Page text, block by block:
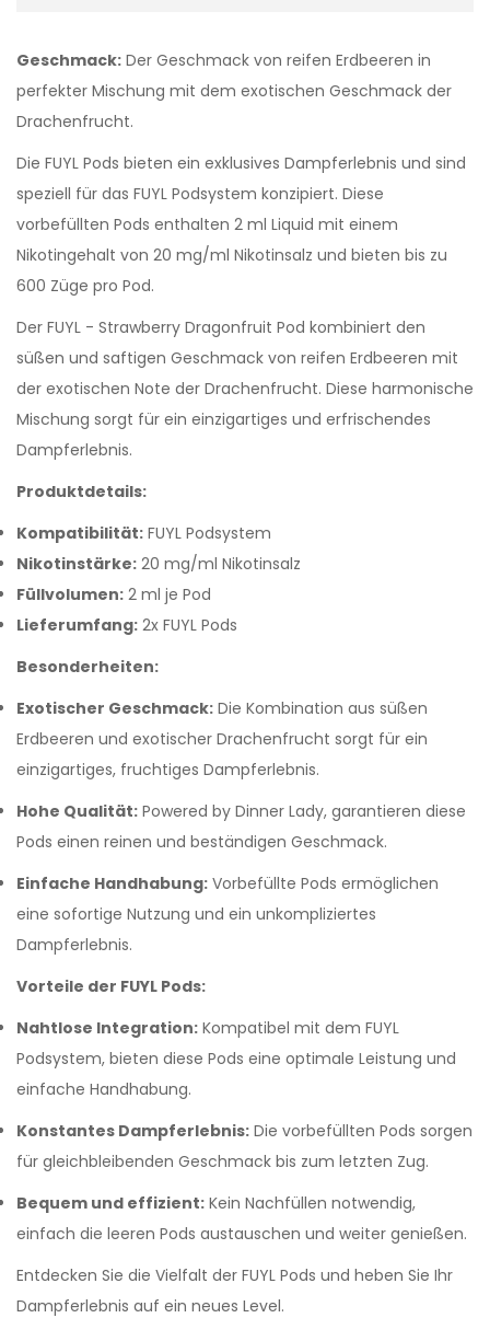
Geschmack: Der Geschmack von reifen Erdbeeren in
perfekter Mischung mit dem exotischen Geschmack der
Drachenfrucht.
Die FUYL Pods bieten ein exklusives Dampferlebnis und sind
speziell für das FUYL Podsystem konzipiert. Diese
vorbefüllten Pods enthalten 2 ml Liquid mit einem
Nikotingehalt von 20 mg/ml Nikotinsalz und bieten bis zu
600 Züge pro Pod.
Der FUYL - Strawberry Dragonfruit Pod kombiniert den
süßen und saftigen Geschmack von reifen Erdbeeren mit
der exotischen Note der Drachenfrucht. Diese harmonische
Mischung sorgt für ein einzigartiges und erfrischendes
Dampferlebnis.
Produktdetails:
Kompatibilität: FUYL Podsystem
Nikotinstärke: 20 mg/ml Nikotinsalz
Füllvolumen: 2 ml je Pod
Lieferumfang: 2x FUYL Pods
Besonderheiten:
Exotischer Geschmack: Die Kombination aus süßen
Erdbeeren und exotischer Drachenfrucht sorgt für ein
einzigartiges, fruchtiges Dampferlebnis.
Hohe Qualität: Powered by Dinner Lady, garantieren diese
Pods einen reinen und beständigen Geschmack.
Einfache Handhabung: Vorbefüllte Pods ermöglichen
eine sofortige Nutzung und ein unkompliziertes
Dampferlebnis.
Vorteile der FUYL Pods:
Nahtlose Integration: Kompatibel mit dem FUYL
Podsystem, bieten diese Pods eine optimale Leistung und
einfache Handhabung.
Konstantes Dampferlebnis: Die vorbefüllten Pods sorgen
für gleichbleibenden Geschmack bis zum letzten Zug.
Bequem und effizient: Kein Nachfüllen notwendig,
einfach die leeren Pods austauschen und weiter genießen.
Entdecken Sie die Vielfalt der FUYL Pods und heben Sie Ihr
Dampferlebnis auf ein neues Level.